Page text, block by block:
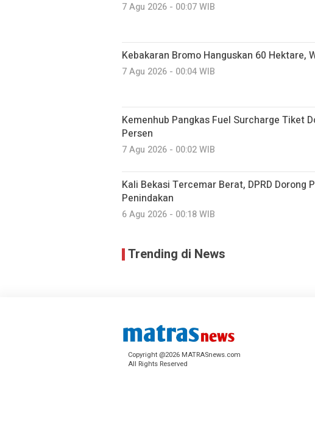
7 Agu 2026 - 00:07 WIB
Kebakaran Bromo Hanguskan 60 Hektare,
7 Agu 2026 - 00:04 WIB
Kemenhub Pangkas Fuel Surcharge Tiket
Persen
7 Agu 2026 - 00:02 WIB
Kali Bekasi Tercemar Berat, DPRD Dorong
Penindakan
6 Agu 2026 - 00:18 WIB
Trending di News
Copyright @2026 MATRASnews.com
All Rights Reserved